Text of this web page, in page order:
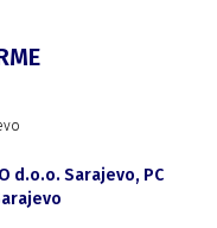
d.o.o. Sarajevo, PC